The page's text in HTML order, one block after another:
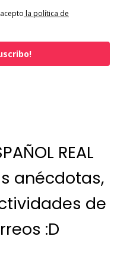
la política de
REAL
anécdotas,
de
:D